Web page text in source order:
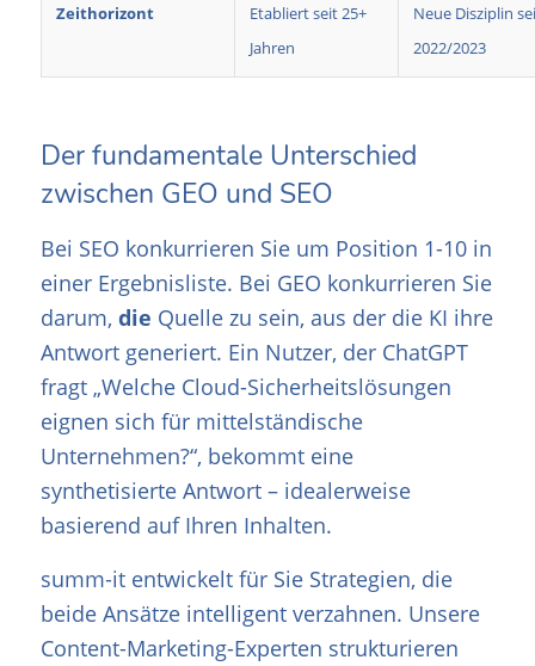
Zeithorizont
Etabliert seit 25+
Jahren
Neue Disziplin
2022/2023
Der fundamentale Unterschied
zwischen GEO und SEO
Bei SEO konkurrieren Sie um Position 1-10 in
einer Ergebnisliste. Bei GEO konkurrieren Sie
darum, die Quelle zu sein, aus der die KI ihre
Antwort generiert. Ein Nutzer, der ChatGPT
fragt „Welche Cloud-Sicherheitslösungen
eignen sich für mittelständische
Unternehmen?“, bekommt eine
synthetisierte Antwort – idealerweise
basierend auf Ihren Inhalten.
summ-it entwickelt für Sie Strategien, die
beide Ansätze intelligent verzahnen. Unsere
Content-Marketing-Experten strukturieren